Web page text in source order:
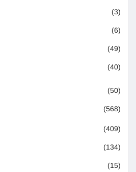
(3)
(6)
(49)
(40)
(50)
(568)
(409)
(134)
(15)